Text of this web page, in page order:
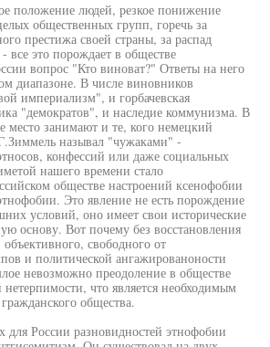
положение людей, резкое понижение
общественных групп, горечь за
престижа своей страны, за распад
все это порождает в обществе
вопрос "Кто виноват?" Ответы на него
диапазоне. В числе виновников
империализм", и горбачевская
"демократов", и наследие коммунизма. В
место занимают и те, кого немецкий
называл "чужаками" -
конфессий или даже социальных
нашего времени стало
обществе настроений ксенофобии
Это явление не есть порождение
условий, оно имеет свои исторические
основу. Вот почему без восстановления
свободного от
и политической ангажированоности
невозможно преодоление в обществе
что является необходимым
общества.
для России разновидностей этнофобии